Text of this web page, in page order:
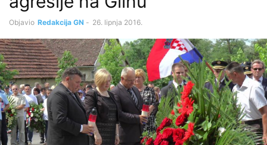
Objavio Redakcija GN - 26. lipnja 2016.